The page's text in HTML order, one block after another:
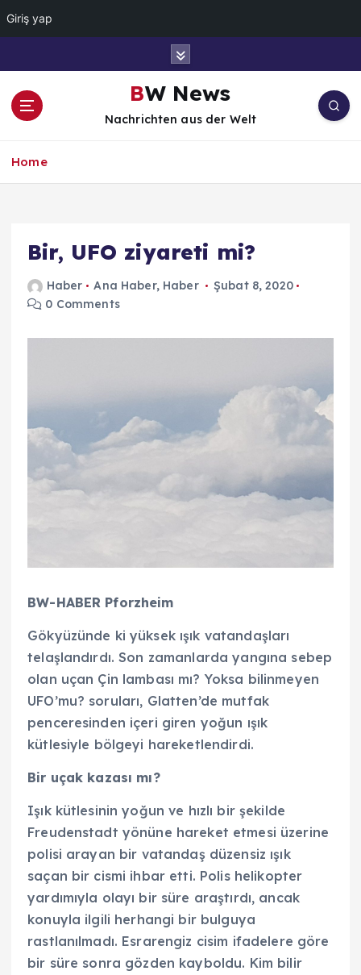
Giriş yap
BW News
Nachrichten aus der Welt
Home
Bir, UFO ziyareti mi?
Haber Ana Haber, Haber
Şubat 8, 2020
0 Comments
BW-HABER Pforzheim
Gökyüzünde ki yüksek ışık vatandaşları
telaşlandırdı. Son zamanlarda yangına sebep
olan uçan Çin lambası mı? Yoksa bilinmeyen
UFO’mu? soruları, Glatten’de mutfak
penceresinden içeri giren yoğun ışık
kütlesiyle bölgeyi hareketlendirdi.
Bir uçak kazası mı?
Işık kütlesinin yoğun ve hızlı bir şekilde
Freudenstadt yönüne hareket etmesi üzerine
polisi arayan bir vatandaş düzensiz ışık
saçan bir cismi ihbar etti. Polis helikopter
yardımıyla olayı bir süre araştırdı, ancak
konuyla ilgili herhangi bir bulguya
rastlanılmadı. Esrarengiz cisim ifadelere göre
bir süre sonra gözden kayboldu. Kim bilir